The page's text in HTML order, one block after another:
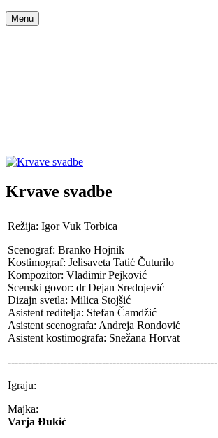
Menu
Krvave svadbe
Režija: Igor Vuk Torbica
Scenograf: Branko Hojnik
Kostimograf: Jelisaveta Tatić Čuturilo
Kompozitor: Vladimir Pejković
Scenski govor: dr Dejan Sredojević
Dizajn svetla: Milica Stojšić
Asistent reditelja: Stefan Čamdžić
Asistent scenografa: Andreja Rondović
Asistent kostimografa: Snežana Horvat
------------------------------------------------------------
Igraju:
Majka:
Varja Đukić